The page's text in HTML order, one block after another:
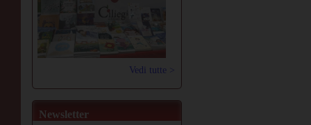
Vedi tutte >
Newsletter